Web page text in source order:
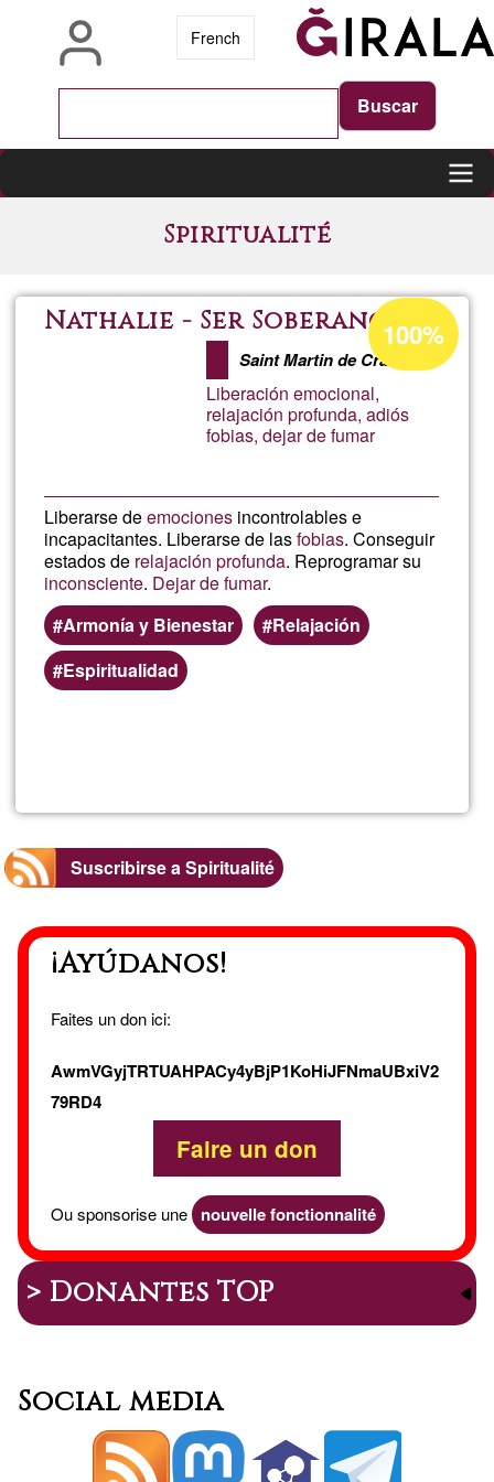
French
navigation
Spiritualité
Nathalie - Ser Soberano
Saint Martin de Crau
Liberación emocional,
relajación profunda, adiós
fobias, dejar de fumar
Liberarse deemociones incontrolables e
incapacitantes. Liberarse de lasfobias. Conseguir
estados de relajación profunda. Reprogramar su
inconsciente. Dejar de fumar.
Armonía y Bienestar
Relajación
Espiritualidad
Porcentaje
de
aceptación
de
G1
100%
Suscribirse a Spiritualité
¡Ayúdanos!
Faites un don ici:
AwmVGyjTRTUAHPACy4yBjP1KoHiJFNmaUBxiV2
79RD4
Faire un don
Ou sponsorise une nouvelle fonctionnalité
> Donantes TOP
Social media